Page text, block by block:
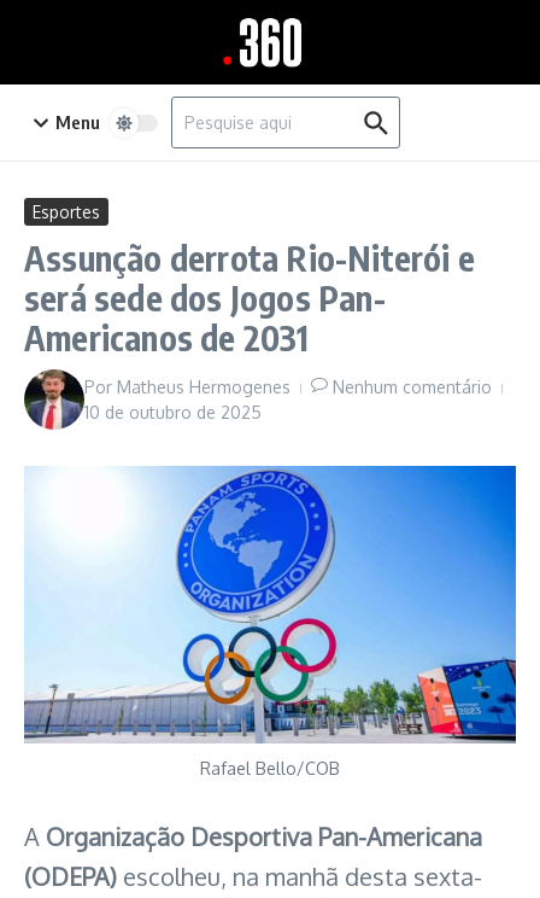
Menu
Procurar por:
Esportes
Assunção derrota Rio-Niterói e
será sede dos Jogos Pan-
Americanos de 2031
Por Matheus Hermogenes
Nenhum comentário
10 de outubro de 2025
Rafael Bello/COB
A Organização Desportiva Pan-Americana
(ODEPA) escolheu, na manhã desta sexta-